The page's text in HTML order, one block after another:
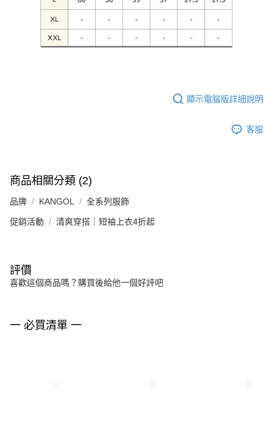
顯示電腦版詳細說明
客服
商品相關分類 (2)
品牌 KANGOL 全系列服飾
促銷活動 清爽穿搭｜短袖上衣4折起
評價
喜歡這個商品嗎？購買後給他一個好評吧
一 必買清單 一